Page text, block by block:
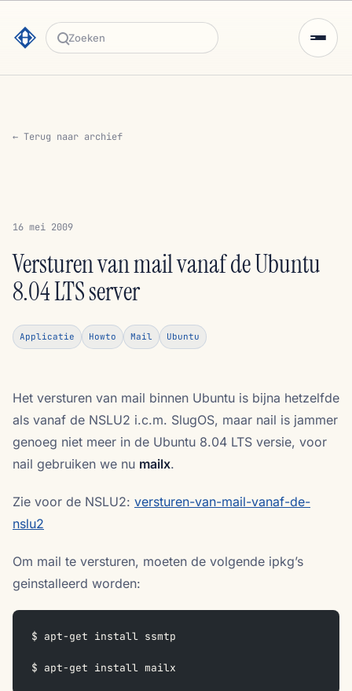
Zoeken
← Terug naar archief
16 mei 2009
Versturen van mail vanaf de Ubuntu
8.04 LTS server
Applicatie Howto Mail Ubuntu
Het versturen van mail binnen Ubuntu is bijna hetzelfde
als vanaf de NSLU2 i.c.m. SlugOS, maar nail is jammer
genoeg niet meer in de Ubuntu 8.04 LTS versie, voor
nail gebruiken we nu mailx.
Zie voor de NSLU2: versturen-van-mail-vanaf-de-
nslu2
Om mail te versturen, moeten de volgende ipkg’s
geinstalleerd worden:
$ apt-get install ssmtp
$ apt-get install mailx